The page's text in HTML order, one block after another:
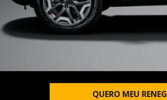
QUERO MEU